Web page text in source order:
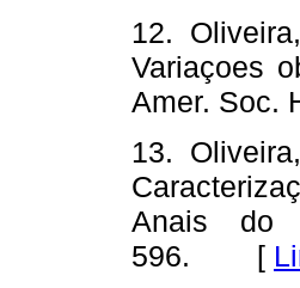
12.
Variaçoes
Amer.
13.
Anais do
596. [